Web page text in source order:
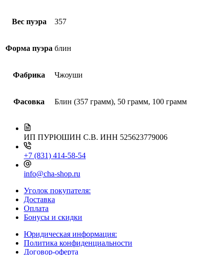
Вес пуэра 357
Форма пуэра блин
Фабрика Чжоуши
Фасовка Блин (357 грамм), 50 грамм, 100 грамм
ИП ПУРЮШИН С.В. ИНН 525623779006
+7 (831) 414-58-54
info@cha-shop.ru
Уголок покупателя:
Доставка
Оплата
Бонусы и скидки
Юридическая информация:
Политика конфиденциальности
Договор-оферта